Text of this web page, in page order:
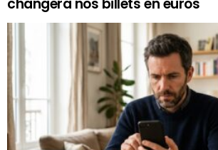
changera nos billets en euros